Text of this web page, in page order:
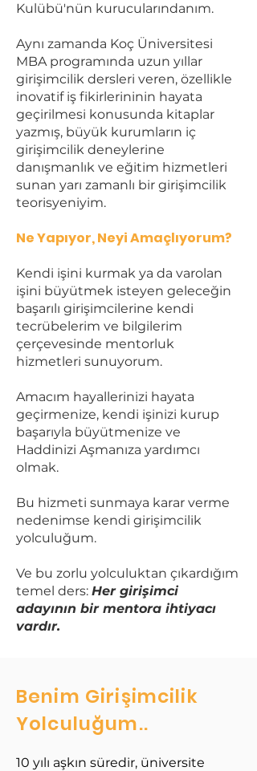
Kulübü'nün kurucularındanım.
Aynı zamanda Koç Üniversitesi
MBA programında uzun yıllar
girişimcilik dersleri veren, özellikle
inovatif iş fikirlerininin hayata
geçirilmesi konusunda kitaplar
yazmış, büyük kurumların iç
girişimcilik deneylerine
danışmanlık ve eğitim hizmetleri
sunan yarı zamanlı bir girişimcilik
teorisyeniyim.
Ne Yapıyor, Neyi Amaçlıyorum?
Kendi işini kurmak ya da varolan
işini büyütmek isteyen geleceğin
başarılı girişimcilerine kendi
tecrübelerim ve bilgilerim
çerçevesinde mentorluk
hizmetleri sunuyorum.
Amacım hayallerinizi hayata
geçirmenize, kendi işinizi kurup
başarıyla büyütmenize ve
Haddinizi Aşmanıza yardımcı
olmak.
Bu hizmeti sunmaya karar verme
nedenimse kendi girişimcilik
yolculuğum.
Ve bu zorlu yolculuktan çıkardığım
temel ders: Her girişimci
adayının bir mentora ihtiyacı
vardır.
Benim Girişimcilik
Yolculuğum..
10 yılı aşkın süredir, üniversite